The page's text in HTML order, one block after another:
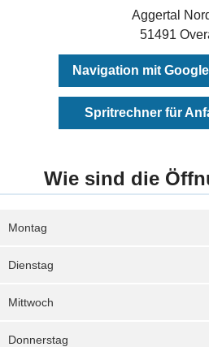
Aggertal
51491
Navigation mit
Spritrechner für
Wie sind die
Montag
Dienstag
Mittwoch
Donnerstag